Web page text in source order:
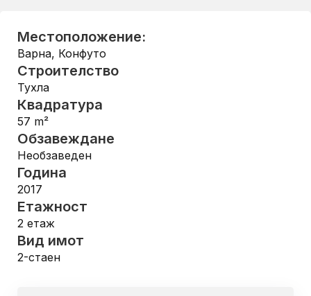
Местоположение:
Варна, Конфуто
Строителство
Тухла
Квадратура
57 m²
Обзавеждане
Необзаведен
Година
2017
Етажност
2 етаж
Вид имот
2-стаен